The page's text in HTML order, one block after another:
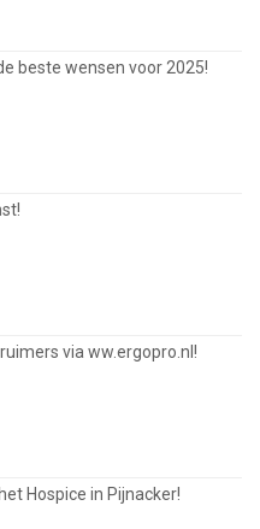
beste wensen voor 2025!
via ww.ergopro.nl!
Hospice in Pijnacker!